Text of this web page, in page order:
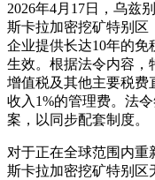
2026年4月17日，乌兹
斯卡拉加密挖矿特别区
企业提供长达10年的免
生效。根据法令内容，
增值税及其他主要税费
收入1%的管理费。法
案，以同步配套制度。
对于正在全球范围内重
斯卡拉加密挖矿特别区